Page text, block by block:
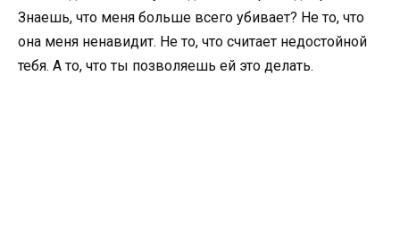
Знаешь, что меня больше всего убивает? Не то, что
она меня ненавидит. Не то, что считает недостойной
тебя. А то, что ты позволяешь ей это делать.